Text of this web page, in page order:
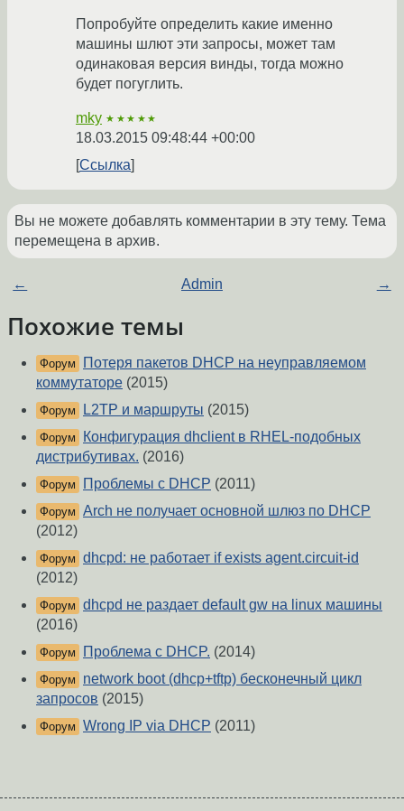
Попробуйте определить какие именно
машины шлют эти запросы, может там
одинаковая версия винды, тогда можно
будет погуглить.
mky ★★★★★
18.03.2015 09:48:44 +00:00
Ссылка
Вы не можете добавлять комментарии в эту тему. Тема
перемещена в архив.
← Admin →
Похожие темы
Форум
Потеря пакетов DHCP на неуправляемом
коммутаторе (2015)
Форум L2TP и маршруты (2015)
Форум
Конфигурация dhclient в RHEL-подобных
дистрибутивах. (2016)
Форум Проблемы с DHCP (2011)
Форум Arch не получает основной шлюз по DHCP
(2012)
Форум dhcpd: не работает if exists agent.circuit-id
(2012)
Форум dhcpd не раздает default gw на linux машины
(2016)
Форум Проблема с DHCP. (2014)
Форум
network boot (dhcp+tftp) бесконечный цикл
запросов (2015)
Форум Wrong IP via DHCP (2011)